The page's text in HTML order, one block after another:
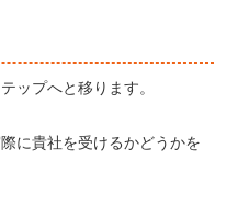
ップへと移ります。
に貴社を受けるかどうかを